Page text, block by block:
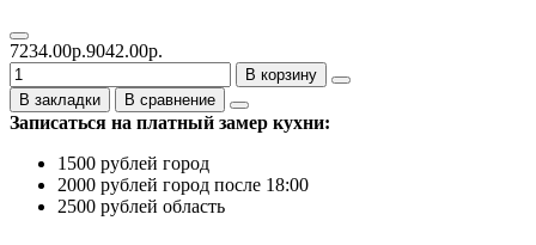
7234.00р.9042.00р.
В корзину
В закладки
В сравнение
Записаться на платный замер кухни:
1500 рублей город
2000 рублей город после 18:00
2500 рублей область